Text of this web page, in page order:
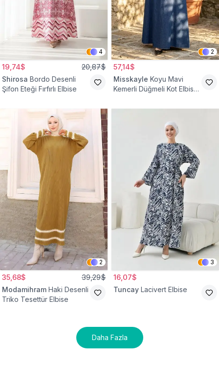
4
19,74$ 20,87$
Shirosa Bordo Desenli
Şifon Eteği Fırfırlı Elbise
2
57,14$
Misskayle Koyu Mavi
Kemerli Düğmeli Kot Elbise
2
35,68$ 39,29$
Modamihram Haki Desenli
Triko Tesettür Elbise
3
16,07$
Tuncay Lacivert Elbise
Daha Fazla